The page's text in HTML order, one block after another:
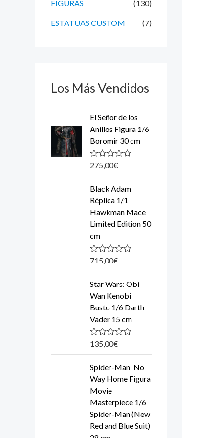
FIGURAS (130)
ESTATUAS CUSTOM (7)
Los Más Vendidos
El Señor de los
Anillos Figura 1/6
Boromir 30 cm
R
e
d
0
o
u
t
o
5
275,00€
Black Adam
Réplica 1/1
Hawkman Mace
Limited Edition 50
cm
R
e
0
o
t
o
5
715,00€
Star Wars: Obi-
Wan Kenobi
Busto 1/6 Darth
Vader 15 cm
R
e
0
o
t
o
5
135,00€
Spider-Man: No
Way Home Figura
Movie
Masterpiece 1/6
Spider-Man (New
Red and Blue Suit)